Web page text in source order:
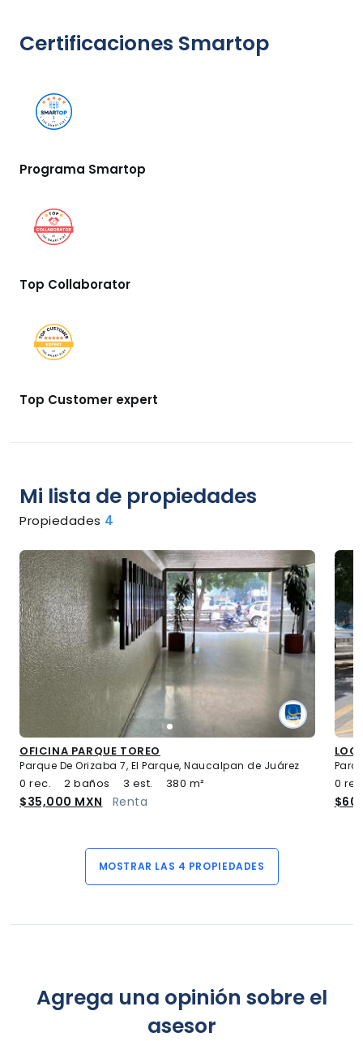
Certificaciones Smartop
Programa Smartop
Top Collaborator
Top Customer expert
Mi lista de propiedades
Propiedades 4
OFICINA PARQUE TOREO
Parque De Orizaba 7, El Parque, Naucalpan de Juárez
0 rec. 2 baños 3 est. 380 m²
$35,000 MXN Renta
0
MOSTRAR LAS 4 PROPIEDADES
Agrega una opinión sobre el
asesor